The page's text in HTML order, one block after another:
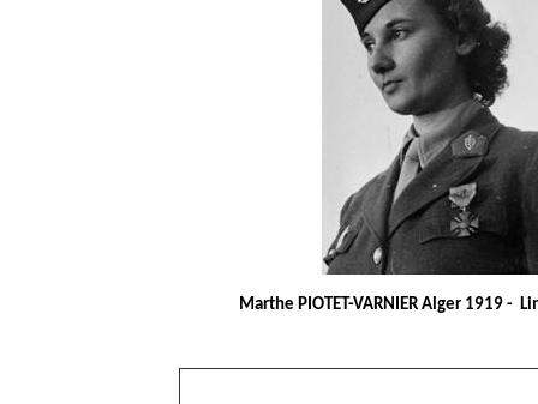
Marthe PIOTET-VARNIER Alger 1919 -